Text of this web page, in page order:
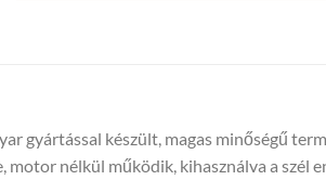
gyártással készült, magas minőségű
nélkül működik, kihasználva a szél